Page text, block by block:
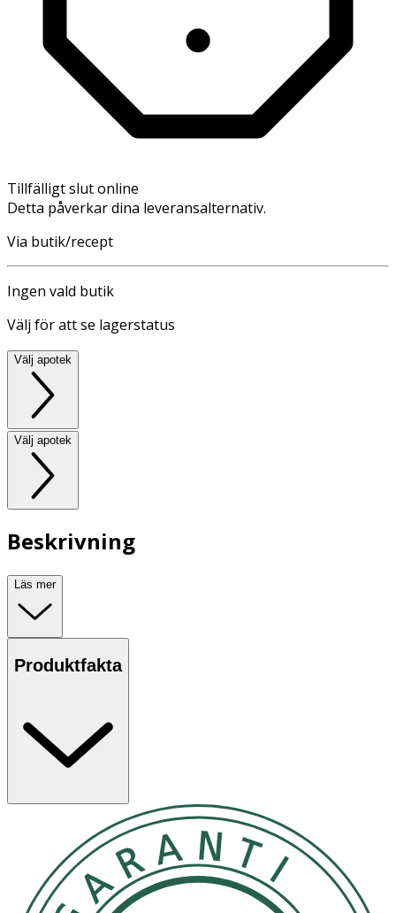
Tillfälligt slut online
Detta påverkar dina leveransalternativ.
Via butik/recept
Ingen vald butik
Välj för att se lagerstatus
Välj apotek
Välj apotek
Beskrivning
Läs mer
Produktfakta